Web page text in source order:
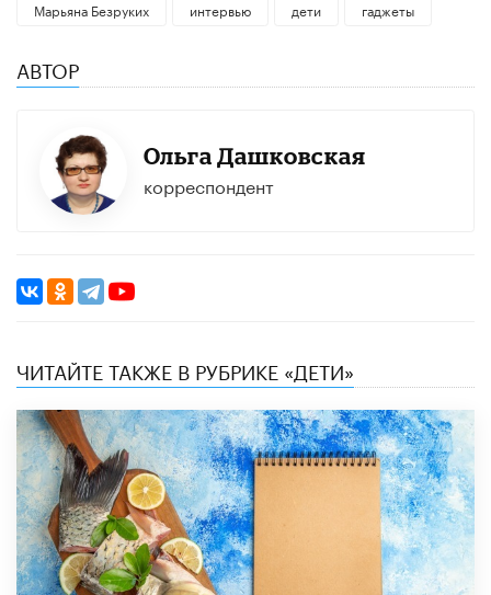
Марьяна Безруких интервью дети гаджеты
АВТОР
Ольга Дашковская
корреспондент
ЧИТАЙТЕ ТАКЖЕ В РУБРИКЕ «ДЕТИ»